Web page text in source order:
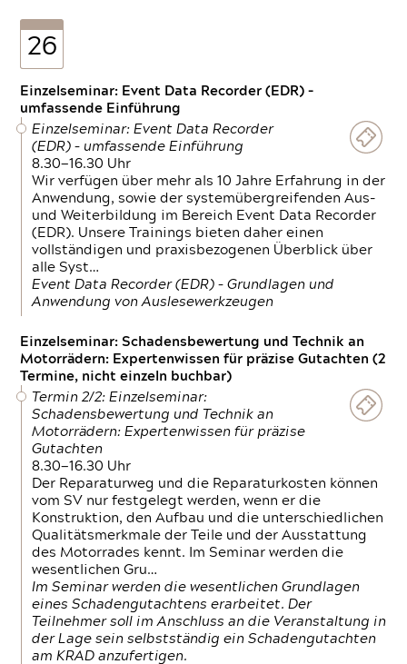
26
Einzelseminar: Event Data Recorder (EDR) –
umfassende Einführung
Einzelseminar: Event Data Recorder
(EDR) – umfassende Einführung
8.30—16.30 Uhr
Wir verfügen über mehr als 10 Jahre Erfahrung in der
Anwendung, sowie der systemübergreifenden Aus-
und Weiterbildung im Bereich Event Data Recorder
(EDR). Unsere Trainings bieten daher einen
vollständigen und praxisbezogenen Überblick über
alle Syst…
Event Data Recorder (EDR) – Grundlagen und
Anwendung von Auslesewerkzeugen
Einzelseminar: Schadensbewertung und Technik an
Motorrädern: Expertenwissen für präzise Gutachten (2
Termine, nicht einzeln buchbar)
Termin 2/2: Einzelseminar:
Schadensbewertung und Technik an
Motorrädern: Expertenwissen für präzise
Gutachten
8.30—16.30 Uhr
Der Reparaturweg und die Reparaturkosten können
vom SV nur festgelegt werden, wenn er die
Konstruktion, den Aufbau und die unterschiedlichen
Qualitätsmerkmale der Teile und der Ausstattung
des Motorrades kennt. Im Seminar werden die
wesentlichen Gru…
Im Seminar werden die wesentlichen Grundlagen
eines Schadengutachtens erarbeitet. Der
Teilnehmer soll im Anschluss an die Veranstaltung in
der Lage sein selbstständig ein Schadengutachten
am KRAD anzufertigen.